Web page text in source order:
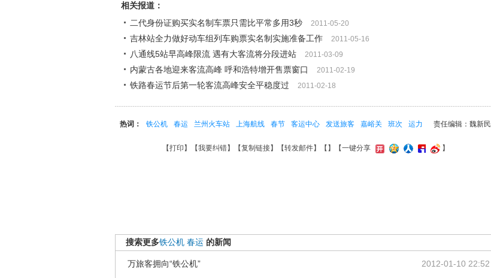
相关报道：
二代身份证购买实名制车票只需比平常多用3秒
2011-05-20
吉林站全力做好动车组列车购票实名制实施准备工作 2011-05-16
八通线5站早高峰限流 遇有大客流将分段进站 2011-03-09
内蒙古各地迎来客流高峰 呼和浩特增开售票窗口 2011-02-19
铁路春运节后第一轮客流高峰安全平稳度过 2011-02-18
责任编辑：魏新民
热词： 铁公机 春运 兰州火车站 上海航线 春节 客运中心 发送旅客 嘉峪关 班次 运力
【打印 】【我要纠错】【复制链接】【转发邮件】【 】 【一键分享 】
搜索更多铁公机 春运 的新闻
2012-01-10 22:52
万旅客拥向“铁公机”